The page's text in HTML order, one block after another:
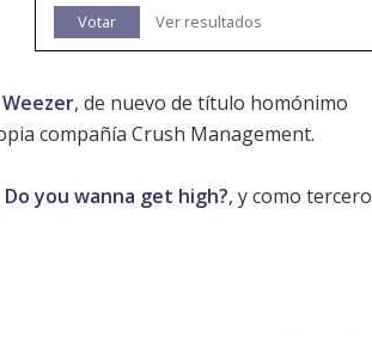
Votar Ver resultados
Weezer, de nuevo de título homónimo
compañía Crush Management.
Do you wanna get high?, y como tercero